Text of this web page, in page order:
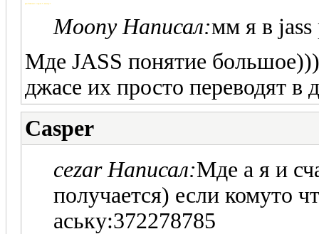
Добавлено через 5 минут
Moony Написал:мм я в jass
Мде JASS понятие
джасе их просто переводят в
Casper
cezar Написал:Мде а я и
получается) если комуто
аську:372278785